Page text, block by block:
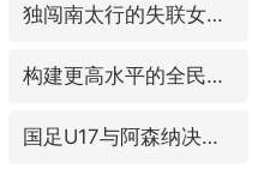
独闯南太行的失联女生最后轨迹已确认
构建更高水平的全民健身公共服务体系
国足U17与阿森纳决赛取消 并列冠军